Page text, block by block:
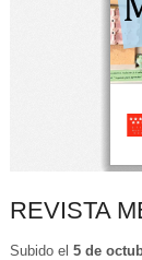
REVISTA
Subido el 5 de